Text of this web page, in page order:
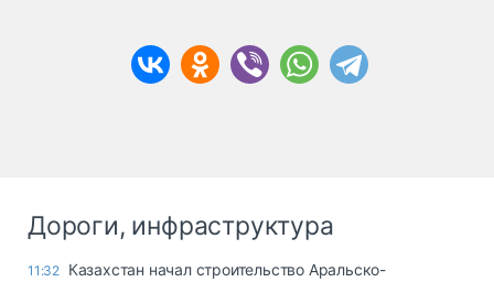
Дороги, инфраструктура
11:32 Казахстан начал строительство Аральско-